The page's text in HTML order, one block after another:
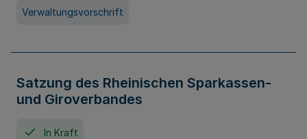
Verwaltungsvorschrift
Satzung des Rheinischen Sparkassen-
und Giroverbandes
In Kraft